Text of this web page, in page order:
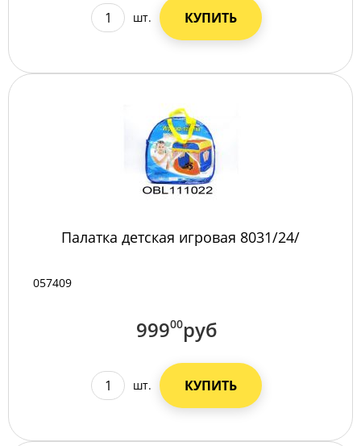
шт. КУПИТЬ
Палатка детская игровая 8031/24/
057409
99900руб
шт. КУПИТЬ